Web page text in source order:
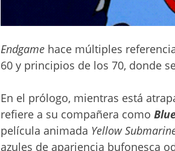
Endgame hace múltiples
60 y principios de los 70, donde
En el prólogo, mientras está
refiere a su compañera como
película animada Yellow
azules de apariencia bufonesca